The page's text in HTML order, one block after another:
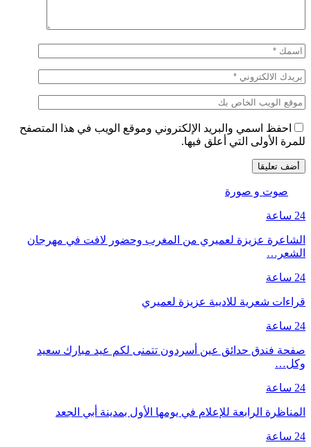
احفظ اسمي والبريد الإلكتروني وموقع الويب في هذا المتصفح
للمرة الأولى التي أعلق فيها.
صوت و صورة
24 ساعة
الشاعرة عزيزة لعميري من المغرب وحضور لافت في مهرجان
الشعر…
24 ساعة
قراءات شعرية للاديبة عزيزة لعميري
24 ساعة
صفحة فندق حدائق عين أسردون تتمنى لكم عيد مبارك سعيد
وكل…
24 ساعة
المناظرة الرابعة للإعلام في يومها الأول بمدينة أبي الجعد
24 ساعة